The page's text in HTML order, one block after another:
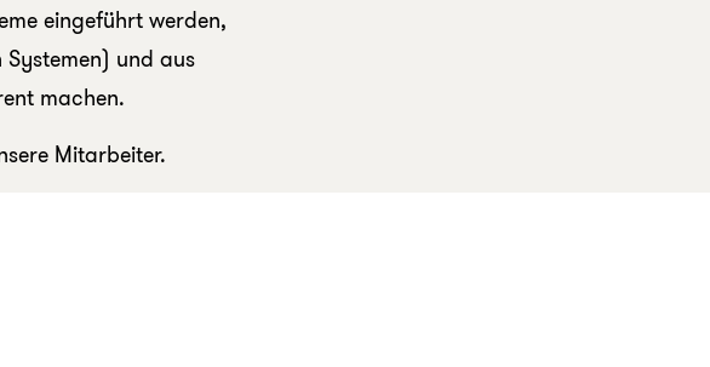
eingeführt werden,
und aus
machen.
Mitarbeiter.